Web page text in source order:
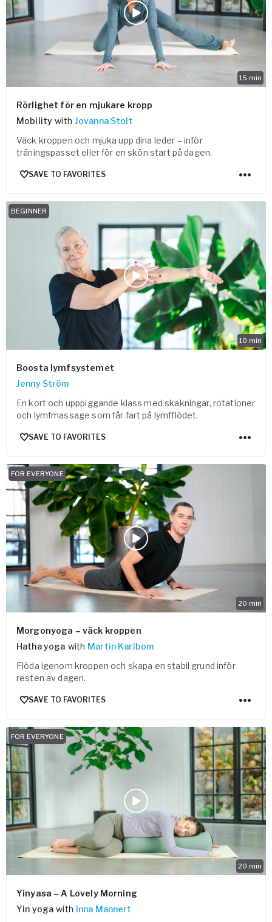
15 min
Rörlighet för en mjukare kropp
Mobility with Jovanna Stolt
Väck kroppen och mjuka upp dina leder – inför
träningspasset eller för en skön start på dagen.
SAVE TO FAVORITES
10 min
BEGINNER
Boosta lymfsystemet
Jenny Ström
En kort och upppiggande klass med skakningar, rotationer
och lymfmassage som får fart på lymfflödet.
SAVE TO FAVORITES
20 min
FOR EVERYONE
Morgonyoga – väck kroppen
Hatha yoga with Martin Karlbom
Flöda igenom kroppen och skapa en stabil grund inför
resten av dagen.
SAVE TO FAVORITES
20 min
FOR EVERYONE
Yinyasa – A Lovely Morning
Yin yoga with Inna Mannert